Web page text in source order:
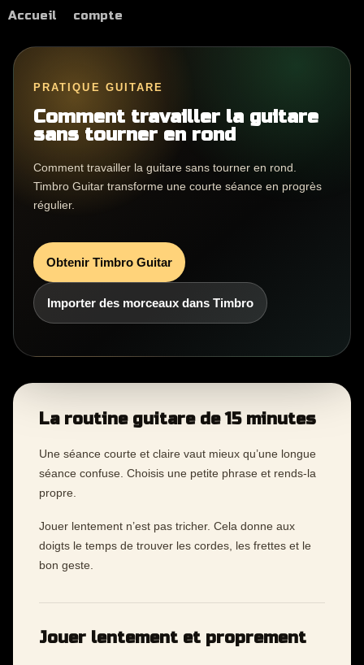
Accueil compte
PRATIQUE GUITARE
Comment travailler la guitare
sans tourner en rond
Comment travailler la guitare sans tourner en rond.
Timbro Guitar transforme une courte séance en progrès
régulier.
Obtenir Timbro Guitar
Importer des morceaux dans Timbro
La routine guitare de 15 minutes
Une séance courte et claire vaut mieux qu’une longue
séance confuse. Choisis une petite phrase et rends-la
propre.
Jouer lentement n’est pas tricher. Cela donne aux
doigts le temps de trouver les cordes, les frettes et le
bon geste.
Jouer lentement et proprement